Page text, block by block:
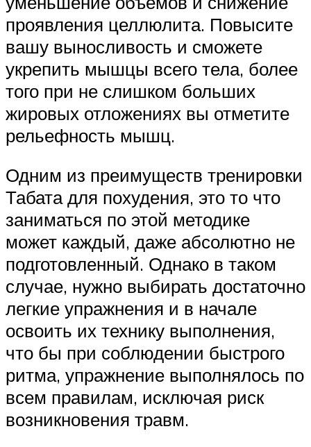
проявления целлюлита. Повысите
вашу выносливость и сможете
укрепить мышцы всего тела, более
того при не слишком больших
жировых отложениях вы отметите
рельефность мышц.
Одним из преимуществ тренировки
Табата для похудения, это то что
заниматься по этой методике
может каждый, даже абсолютно не
подготовленный. Однако в таком
случае, нужно выбирать достаточно
легкие упражнения и в начале
освоить их технику выполнения,
что бы при соблюдении быстрого
ритма, упражнение выполнялось по
всем правилам, исключая риск
возникновения травм.